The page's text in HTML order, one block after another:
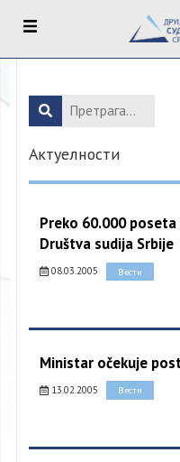
Актуелности
Preko 60.000
Društva sudija Srbije
08.03.2005 Вести
Ministar očekuje
13.02.2005 Вести